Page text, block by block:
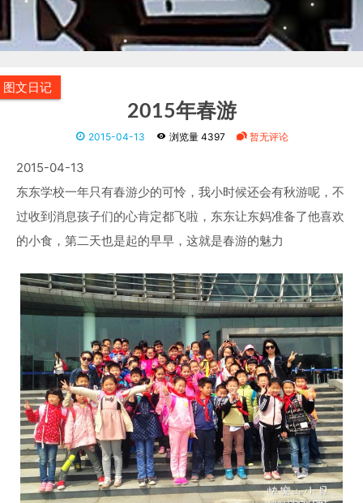
图文日记
2015年春游
2015-04-13 浏览量 4397 暂无评论
2015-04-13
东东学校一年只有春游少的可怜，我小时候还会有秋游呢，不
过收到消息孩子们的心肯定都飞啦，东东让东妈准备了他喜欢
的小食，第二天也是起的早早，这就是春游的魅力